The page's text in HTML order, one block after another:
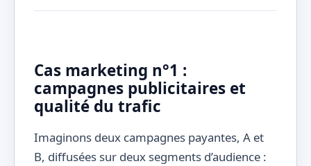
Cas marketing n°1 :
campagnes publicitaires et
qualité du trafic
Imaginons deux campagnes payantes, A et
B, diffusées sur deux segments d’audience :